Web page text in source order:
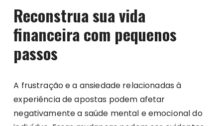
Reconstrua sua vida
financeira com pequenos
passos
A frustração e a ansiedade relacionadas à
experiência de apostas podem afetar
negativamente a saúde mental e emocional do